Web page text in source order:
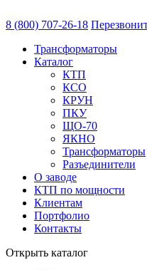
8 (800) 707-26-18
Трансформаторы
Каталог
КТП
КСО
КРУН
ПКУ
ЩО-70
ЯКНО
Трансформаторы
Разъединители
О заводе
КТП по мощности
Клиентам
Портфолио
Контакты
Открыть каталог